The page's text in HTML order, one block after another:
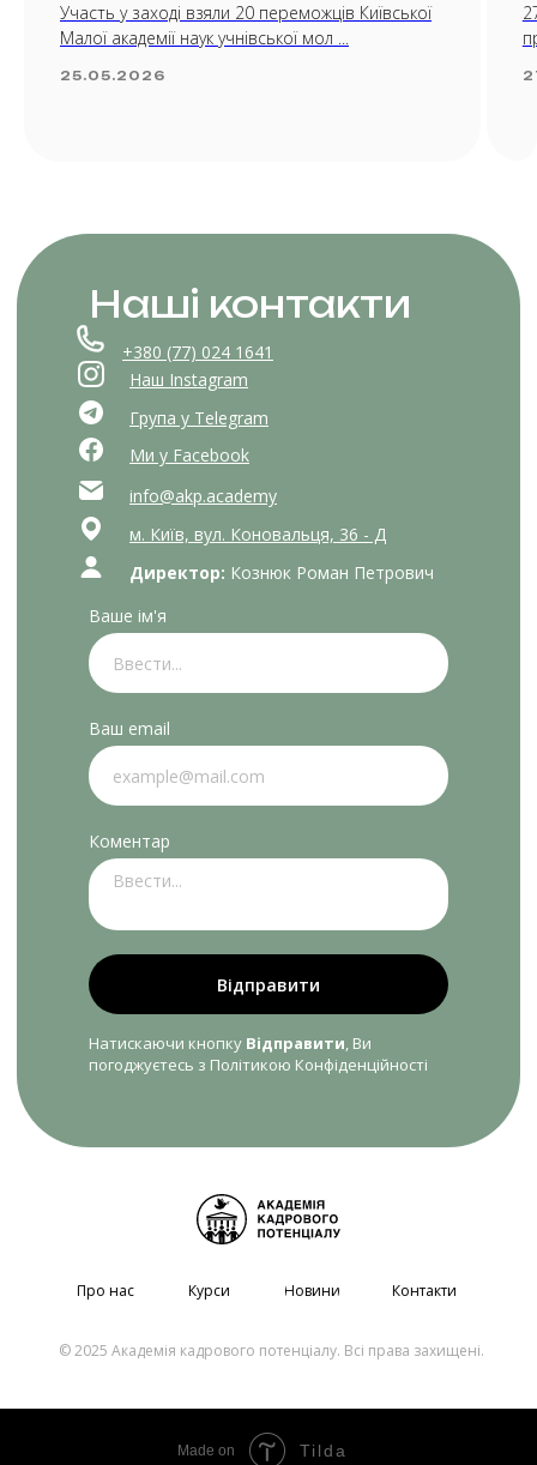
Участь у заході взяли 20 переможців Київської
Малої академії наук учнівської мол ...
25.05.2026
Наші контакти
Директор: Кознюк Роман Петрович
м. Київ, вул. Коновальця, 36 - Д
info@akp.academy
Ми у Facebook
Група у Telegram
Наш Instagram
+380 (77) 024 1641
Ваше ім'я
Ваш email
Коментар
Відправити
Натискаючи кнопку Відправити, Ви
погоджуєтесь з Політикою Конфіденційності
© 2025 Академія кадрового потенціалу. Всі права захищені.
Про нас Курси Новини Контакти
Made on Tilda